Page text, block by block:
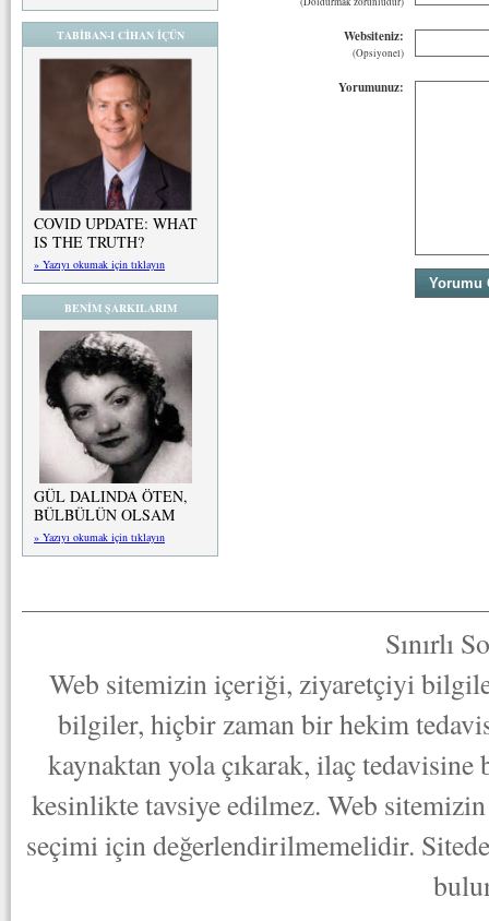
TABİBAN-I CİHAN İÇÜN
COVID UPDATE: WHAT
IS THE TRUTH?
» Yazıyı okumak için tıklayın
BENİM ŞARKILARIM
GÜL DALINDA ÖTEN,
BÜLBÜLÜN OLSAM
» Yazıyı okumak için tıklayın
Websiteniz:
(Opsiyonel)
Yorumunuz:
Sınırlı
Web sitemizin içeriği, ziyaretçiyi
bilgiler, hiçbir zaman bir hekim
kaynaktan yola çıkarak, ilaç
kesinlikte tavsiye edilmez. Web
seçimi için değerlendirilmemelidir.